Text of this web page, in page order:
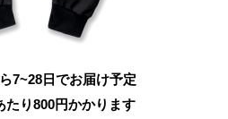
7~28日でお届け予定
たり800円かかります